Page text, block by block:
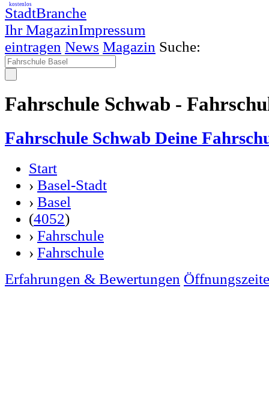
StadtBranche
Ihr MagazinImpressum
kostenlos
eintragen News Magazin Suche:
Fahrschule Schwab -
Fahrschule Schwab Deine
Start
› Basel-Stadt
› Basel
(4052)
› Fahrschule
› Fahrschule
Erfahrungen & Bewertungen